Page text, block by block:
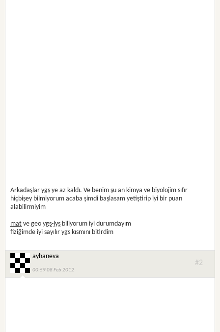
Arkadaşlarygs ye az kaldı. Ve benim şu an kimya ve biyolojim sıfır
hiçbişey bilmiyorum acaba şimdi başlasam yetiştirip iyi bir puan
alabilirmiyim
mat ve geoygs-lys biliyorum iyi durumdayım
fiziğimde iyi sayılırygs kısmını bitirdim
ayhaneva
00:59 08 Feb 2012
#2